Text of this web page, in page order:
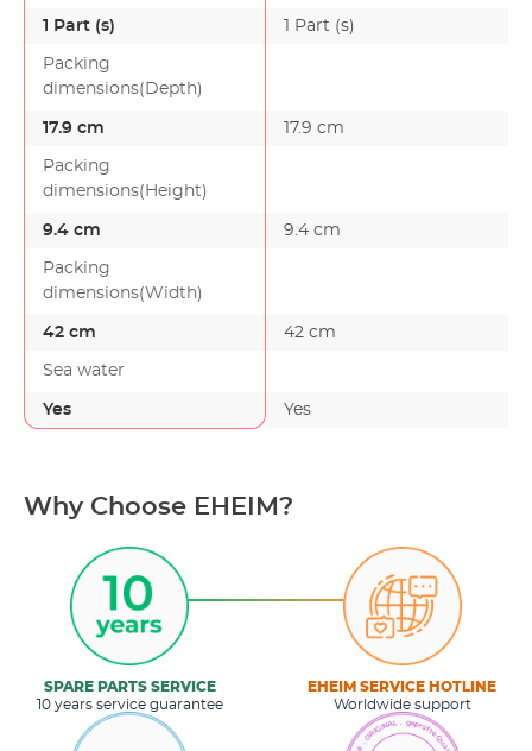
1 Part (s) 1 Part (s)
Packing
dimensions(Depth)
17.9 cm 17.9 cm
Packing
dimensions(Height)
9.4 cm 9.4 cm
Packing
dimensions(Width)
42 cm 42 cm
Sea water
Yes Yes
Why Choose EHEIM?
SPARE PARTS SERVICE
10 years service guarantee
EHEIM SERVICE HOTLINE
Worldwide support